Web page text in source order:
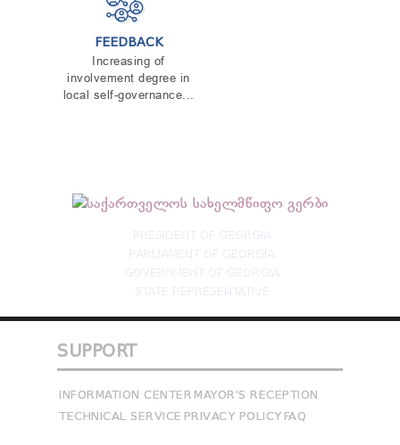
FEEDBACK
Increasing of
involvement degree in
local self-governance...
PRESIDENT OF GEORGIA
PARLIAMENT OF GEORGIA
GOVERNMENT OF GEORGIA
STATE REPRESENTATIVE
SUPPORT
INFORMATION CENTER MAYOR'S RECEPTION
TECHNICAL SERVICE PRIVACY POLICY FAQ